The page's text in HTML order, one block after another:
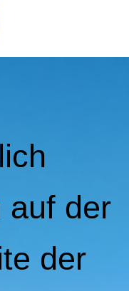
auf der
der